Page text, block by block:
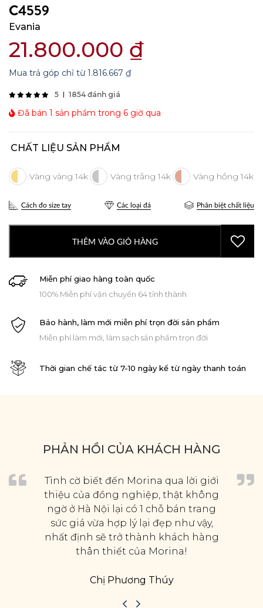
C4559
Evania
21.800.000 ₫
Mua trả góp chỉ từ1.816.667 ₫
5 1854 đánh giá
Đã bán 1 sản phẩm trong 6 giờ qua
CHẤT LIỆU SẢN PHẨM
Cách đo size tay Các loại đá Phân biệt chất liệu
THÊM VÀO GIỎ HÀNG
Miễn phí giao hàng toàn quốc
100% Miễn phí vận chuyển 64 tỉnh thành
Bảo hành, làm mới miễn phí trọn đời sản phẩm
Miễn phí làm mới, làm sạch sản phẩm trọn đời
Thời gian chế tác từ 7-10 ngày kể từ ngày thanh toán
PHẢN HỒI CỦA KHÁCH HÀNG
Tình cờ biết đến Morina qua lời giới
thiệu của đồng nghiệp, thật không
ngờ ở Hà Nội lại có 1 chỗ bán trang
sức giá vừa hợp lý lại đẹp như vậy,
nhất định sẽ trở thành khách hàng
thân thiết của Morina!
Chị Phương Thúy